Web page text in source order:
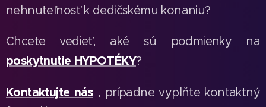
nehnuteľnosť k dedičskému konaniu?
Chcete vedieť, aké sú podmienky na
poskytnutie HYPOTÉKY?
Kontaktujte nás , prípadne vyplňte kontaktný